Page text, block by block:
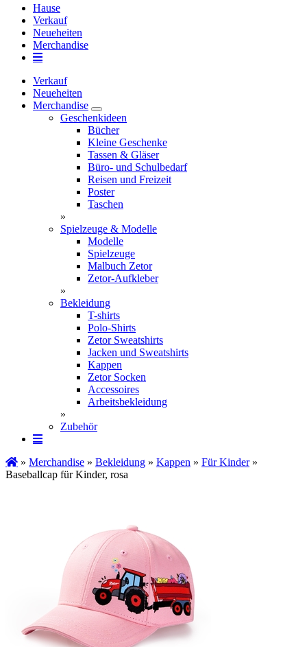
Hause
Verkauf
Neueheiten
Merchandise
Verkauf
Neueheiten
Merchandise
Geschenkideen
Bücher
Kleine Geschenke
Tassen & Gläser
Büro- und Schulbedarf
Reisen und Freizeit
Poster
Taschen
»
Spielzeuge & Modelle
Modelle
Spielzeuge
Malbuch Zetor
Zetor-Aufkleber
»
Bekleidung
T-shirts
Polo-Shirts
Zetor Sweatshirts
Jacken und Sweatshirts
Kappen
Zetor Socken
Ac­ces­soires
Arbeitsbekleidung
»
Zubehör
» Merchandise » Bekleidung » Kappen » Für Kinder»
Baseballcap für Kinder, rosa